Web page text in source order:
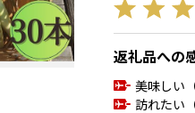
返礼品への
美味しい（
訪れたい（